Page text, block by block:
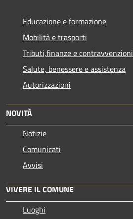
Educazione e formazione
Mobilità e trasporti
Tributi,finanze e contravvenzioni
Salute, benessere e assistenza
Autorizzazioni
NOVITÀ
Notizie
Comunicati
Avvisi
VIVERE IL COMUNE
Luoghi